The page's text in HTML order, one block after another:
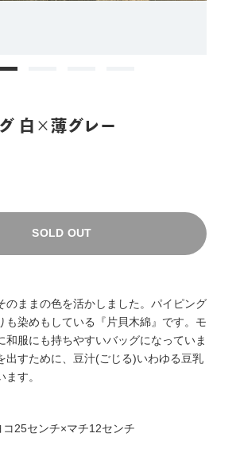
白×薄グレー
SOLD OUT
のままの色を活かしました。パイピング
も染めもしている『片貝木綿』です。モ
和服にも持ちやすいバッグになっていま
出すために、豆汁(ごじる)いわゆる豆乳
す。
25センチ×マチ12センチ